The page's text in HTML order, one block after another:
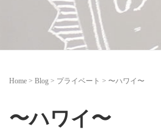
Home > Blog > プライベート > 〜ハワイ〜
〜ハワイ〜